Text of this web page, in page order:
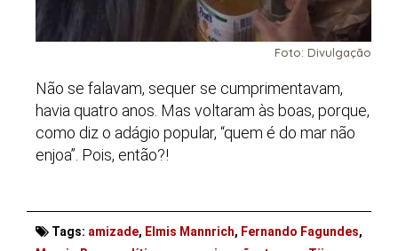
Foto: Divulgação
Não se falavam, sequer se cumprimentavam,
havia quatro anos. Mas voltaram às boas, porque,
como diz o adágio popular, “quem é do mar não
enjoa”. Pois, então?!
Tags: amizade, Elmis Mannrich, Fernando Fagundes,